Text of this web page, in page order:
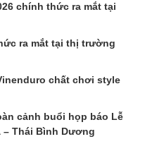
chính thức ra mắt tại
ra mắt tại thị trường
chất chơi style
cảnh buổi họp báo Lễ
Thái Bình Dương